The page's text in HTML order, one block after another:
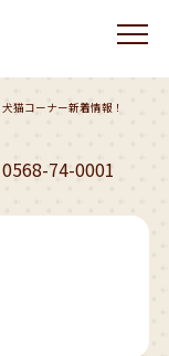
犬猫コーナー新着情報！
0568-74-0001